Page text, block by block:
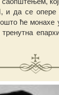
и да се опере
ће монахе